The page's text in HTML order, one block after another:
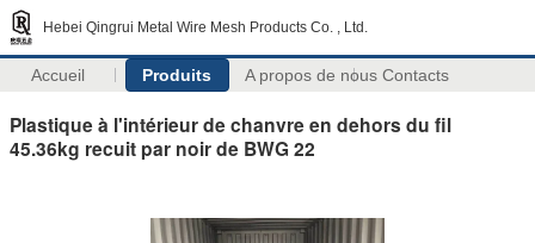
Hebei Qingrui Metal Wire Mesh Products Co. , Ltd.
Accueil Produits A propos de nous Contacts
Plastique à l'intérieur de chanvre en dehors du fil
45.36kg recuit par noir de BWG 22